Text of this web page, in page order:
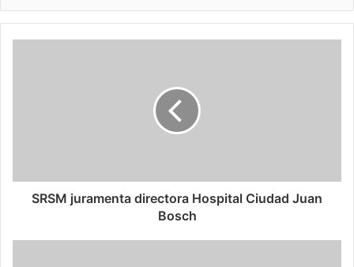
SRSM juramenta directora Hospital Ciudad Juan
Bosch